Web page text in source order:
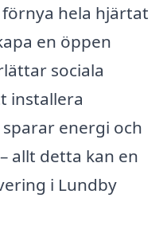
hela hjärtat
en öppen
sociala
installera
energi och
allt detta kan en
i Lundby